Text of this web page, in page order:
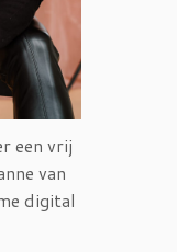
een vrij
van
digital